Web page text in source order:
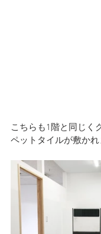
こちらも1階と同じく
ペットタイルが敷かれ